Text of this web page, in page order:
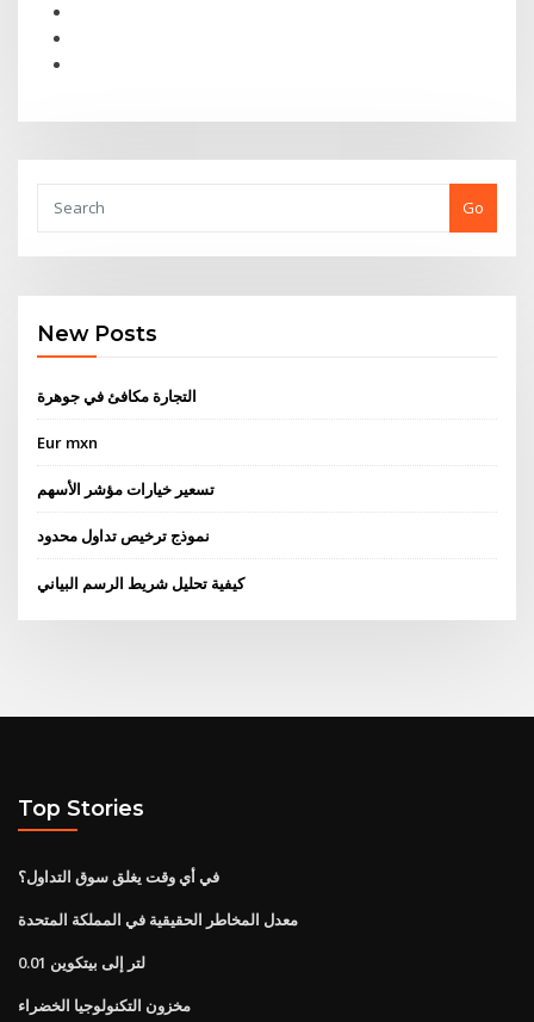
Go
New Posts
التجارة مكافئ في جوهرة
Eur mxn
تسعير خيارات مؤشر الأسهم
نموذج ترخيص تداول محدود
كيفية تحليل شريط الرسم البياني
Top Stories
في أي وقت يغلق سوق التداول؟
معدل المخاطر الحقيقية في المملكة المتحدة
0.01 لتر إلى بيتكوين
مخزون التكنولوجيا الخضراء